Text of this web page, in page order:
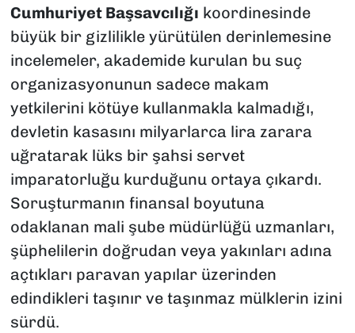
Cumhuriyet Başsavcılığı koordinesinde
büyük bir gizlilikle yürütülen derinlemesine
incelemeler, akademide kurulan bu suç
organizasyonunun sadece makam
yetkilerini kötüye kullanmakla kalmadığı,
devletin kasasını milyarlarca lira zarara
uğratarak lüks bir şahsi servet
imparatorluğu kurduğunu ortaya çıkardı.
Soruşturmanın finansal boyutuna
odaklanan mali şube müdürlüğü uzmanları,
şüphelilerin doğrudan veya yakınları adına
açtıkları paravan yapılar üzerinden
edindikleri taşınır ve taşınmaz mülklerin izini
sürdü.